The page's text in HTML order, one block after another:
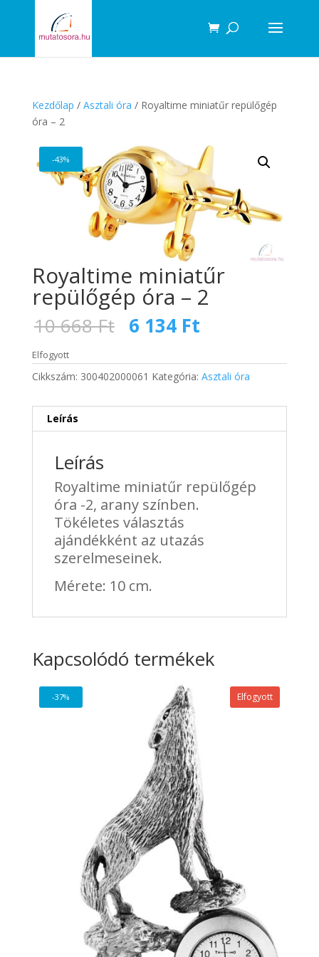
Kezdőlap / Asztali óra / Royaltime miniatűr repülőgép
óra – 2
-43%
Royaltime miniatűr
repülőgép óra – 2
10 668Ft Original
price
was:
10
668 Ft.
6 134 Ft
is:
6
Elfogyott
Cikkszám: 300402000061 Kategória: Asztali óra
Leírás
Leírás
Royaltime miniatűr repülőgép
óra -2, arany színben.
Tökéletes választás
ajándékként az utazás
szerelmeseinek.
Mérete: 10 cm.
Kapcsolódó termékek
-37% Elfogyott